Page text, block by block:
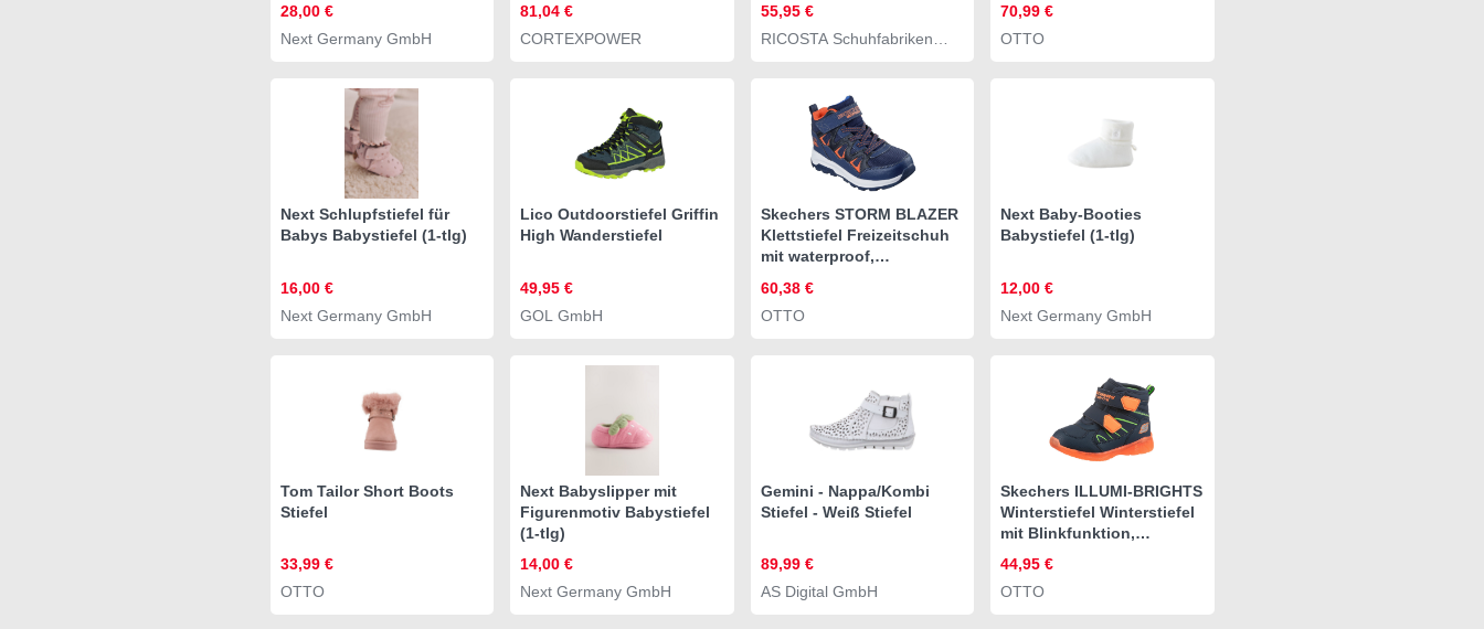
28,00 €
Next Germany GmbH
81,04 €
CORTEXPOWER
55,95 €
RICOSTA Schuhfabriken
Winterschuhe,
wasserdicht und gefüttert
70,99 €
OTTO
Next Schlupfstiefel für
Babys Babystiefel (1-tlg)
16,00 €
Next Germany GmbH
Lico Outdoorstiefel Griffin
High Wanderstiefel
49,95 €
GOL GmbH
Skechers STORM BLAZER
Klettstiefel Freizeitschuh
mit waterproof,
Download
60,38 €
OTTO
Next Baby-Booties
Babystiefel (1-tlg)
12,00 €
Next Germany GmbH
Tom Tailor Short Boots
Stiefel
33,99 €
OTTO
Next Babyslipper mit
Figurenmotiv Babystiefel
(1-tlg)
14,00 €
Next Germany GmbH
Gemini - Nappa/Kombi
Stiefel - Weiß Stiefel
89,99 €
AS Digital GmbH
Skechers ILLUMI-BRIGHTS
Winterstiefel Winterstiefel
mit Blinkfunktion,
Download
44,95 €
OTTO